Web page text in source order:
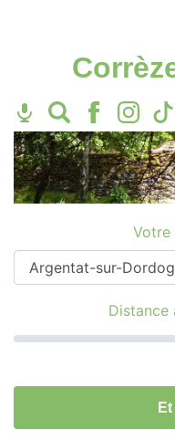
Votre
Distance